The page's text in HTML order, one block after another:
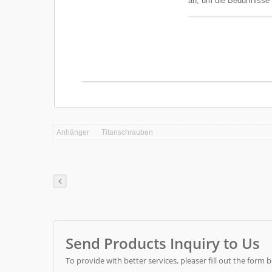
Anhänger Titanschrauben